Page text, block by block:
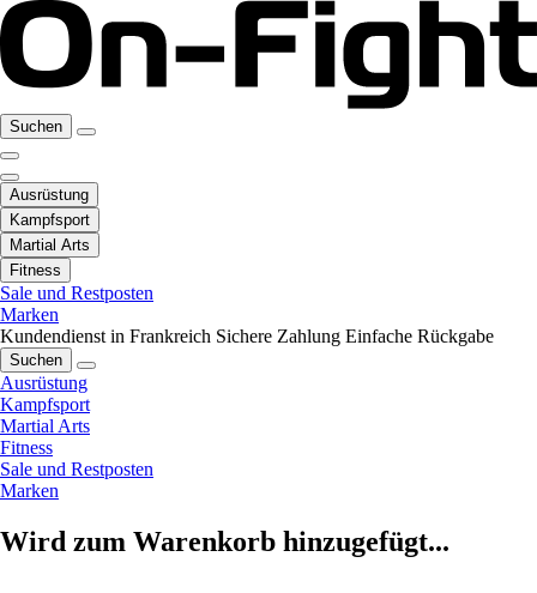
Suchen
Ausrüstung
Kampfsport
Martial Arts
Fitness
Sale und Restposten
Marken
Kundendienst in Frankreich Sichere Zahlung Einfache Rückgabe
Suchen
Ausrüstung
Kampfsport
Martial Arts
Fitness
Sale und Restposten
Marken
Wird zum Warenkorb hinzugefügt...